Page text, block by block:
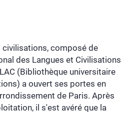
civilisations, composé de
des Langues et Civilisations
(Bibliothèque universitaire
a ouvert ses portes en
de Paris. Après
il s'est avéré que la